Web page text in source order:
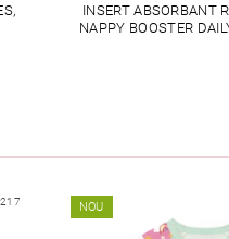
INSERT ABSORBANT
NAPPY BOOSTER
NOU